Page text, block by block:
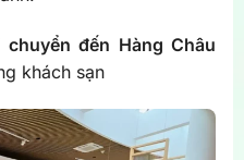
chuyển đến Hàng Châu
khách sạn